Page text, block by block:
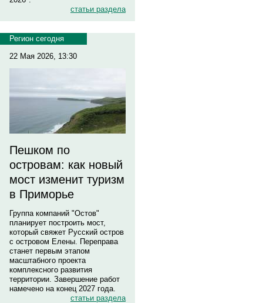
статьи раздела
Регион сегодня
22 Мая 2026, 13:30
Пешком по
островам: как новый
мост изменит туризм
в Приморье
Группа компаний "Остов"
планирует построить мост,
который свяжет Русский остров
с островом Елены. Переправа
станет первым этапом
масштабного проекта
комплексного развития
территории. Завершение работ
намечено на конец 2027 года.
статьи раздела